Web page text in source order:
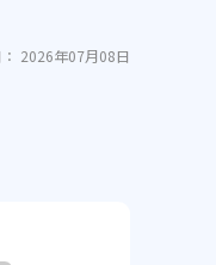
2026年07月08日